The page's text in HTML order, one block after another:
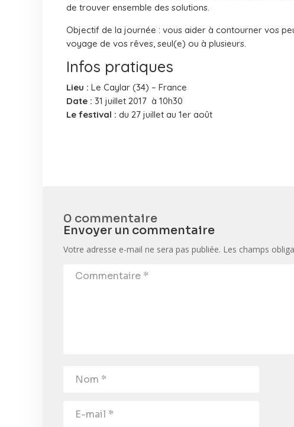
de trouver ensemble des solutions.
Objectif de la journée : vous aider à contourner vos
voyage de vos rêves, seul(e) ou à plusieurs.
Infos pratiques
Lieu : Le Caylar (34) – France
Date : 31 juillet 2017 à 10h30
Le festival : du 27 juillet au 1er août
0 commentaire
Envoyer un commentaire
Votre adresse e-mail ne sera pas publiée. Les champs